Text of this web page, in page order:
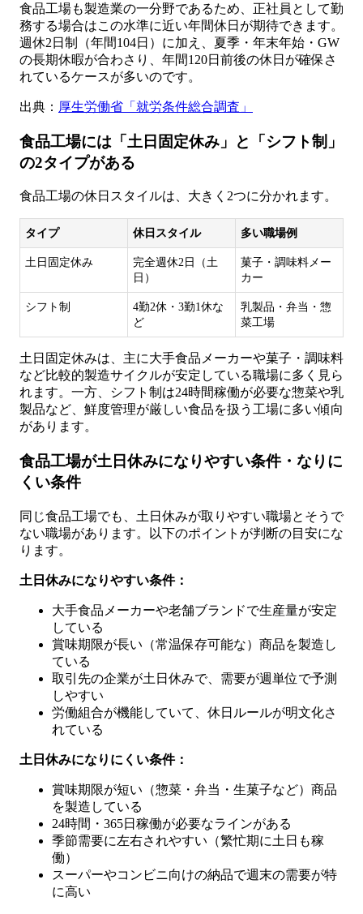
食品工場も製造業の一分野であるため、正社員として勤
務する場合はこの水準に近い年間休日が期待できます。
週休2日制（年間104日）に加え、夏季・年末年始・GW
の長期休暇が合わさり、年間120日前後の休日が確保さ
れているケースが多いのです。
出典： 厚生労働省「就労条件総合調査」
食品工場には「土日固定休み」と「シフト制」
の2タイプがある
食品工場の休日スタイルは、大きく2つに分かれます。
タイプ 休日スタイル 多い職場例
土日固定休み
完全週休2日（土
日）
菓子・調味料メー
カー
シフト制
4勤2休・3勤1休な
ど
乳製品・弁当・惣
菜工場
土日固定休みは、主に大手食品メーカーや菓子・調味料
など比較的製造サイクルが安定している職場に多く見ら
れます。一方、シフト制は24時間稼働が必要な惣菜や乳
製品など、鮮度管理が厳しい食品を扱う工場に多い傾向
があります。
食品工場が土日休みになりやすい条件・なりに
くい条件
同じ食品工場でも、土日休みが取りやすい職場とそうで
ない職場があります。以下のポイントが判断の目安にな
ります。
土日休みになりやすい条件：
大手食品メーカーや老舗ブランドで生産量が安定
している
賞味期限が長い（常温保存可能な）商品を製造し
ている
取引先の企業が土日休みで、需要が週単位で予測
しやすい
労働組合が機能していて、休日ルールが明文化さ
れている
土日休みになりにくい条件：
賞味期限が短い（惣菜・弁当・生菓子など）商品
を製造している
24時間・365日稼働が必要なラインがある
季節需要に左右されやすい（繁忙期に土日も稼
働）
スーパーやコンビニ向けの納品で週末の需要が特
に高い